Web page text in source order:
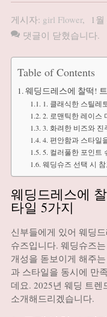
게시자: girl Flower, 1
댓글이 닫혔습니다.
Table of Contents
웨딩드레스에 찰떡!
1. 클래식한 스틸레
2. 로맨틱한 레이스
3. 화려한 비즈와 진
4. 편안함과 스타일
5. 컬러풀한 포인트
웨딩슈즈 선택 시
웨딩드레스에
타일 5가지
신부들에게 있어 웨딩
슈즈입니다. 웨딩슈즈
개성을 돋보이게 해주
과 스타일을 동시에 만
데요. 2025년 웨딩 트
소개해드리겠습니다.